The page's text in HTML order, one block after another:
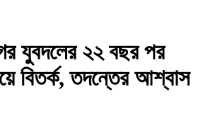
যুবদলের ২২ বছর পর
বিতর্ক, তদন্তের আশ্বাস